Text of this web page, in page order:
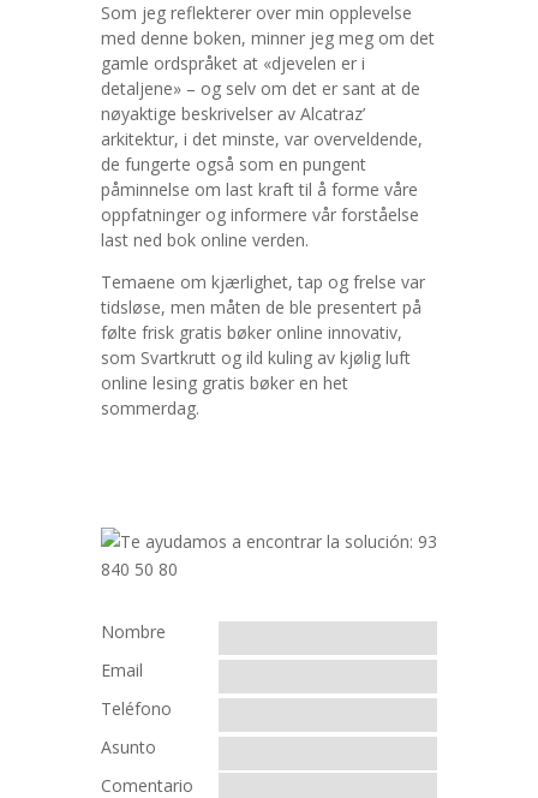
Som jeg reflekterer over min opplevelse
med denne boken, minner jeg meg om det
gamle ordspråket at «djevelen er i
detaljene» – og selv om det er sant at de
nøyaktige beskrivelser av Alcatraz’
arkitektur, i det minste, var overveldende,
de fungerte også som en pungent
påminnelse om last kraft til å forme våre
oppfatninger og informere vår forståelse
last ned bok online verden.
Temaene om kjærlighet, tap og frelse var
tidsløse, men måten de ble presentert på
følte frisk gratis bøker online innovativ,
som Svartkrutt og ild kuling av kjølig luft
online lesing gratis bøker en het
sommerdag.
Nombre
Email
Teléfono
Asunto
Comentario